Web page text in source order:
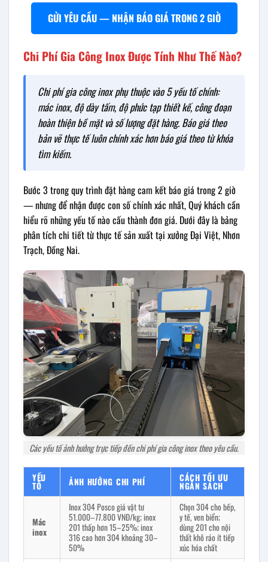
GỬI YÊU CẦU — NHẬN BÁO GIÁ TRONG 2 GIỜ
Chi Phí Gia Công Inox Được Tính Như Thế Nào?
Chi phí gia công inox phụ thuộc vào 5 yếu tố chính:
mác inox, độ dày tấm, độ phức tạp thiết kế, công đoạn
hoàn thiện bề mặt và số lượng đặt hàng. Báo giá theo
bản vẽ thực tế luôn chính xác hơn báo giá theo từ khóa
tìm kiếm.
Bước 3 trong quy trình đặt hàng cam kết báo giá trong 2 giờ
— nhưng để nhận được con số chính xác nhất, Quý khách cần
hiểu rõ những yếu tố nào cấu thành đơn giá. Dưới đây là bảng
phân tích chi tiết từ thực tế sản xuất tại xưởng Đại Việt, Nhơn
Trạch, Đồng Nai.
Các yếu tố ảnh hưởng trực tiếp đến chi phí gia công inox theo yêu cầu.
YẾU
TỐ ẢNH HƯỞNG CHI PHÍ CÁCH TỐI ƯU
NGÂN SÁCH
Mác
inox
Inox 304 Posco giá vật tư
51.000–77.800 VNĐ/kg; inox
201 thấp hơn 15–25%; inox
316 cao hơn 304 khoảng 30–
50%
Chọn 304 cho bếp,
y tế, ven biển;
dùng 201 cho nội
thất khô ráo ít tiếp
xúc hóa chất